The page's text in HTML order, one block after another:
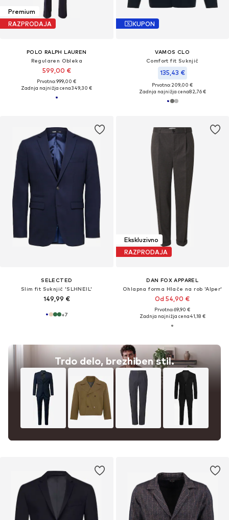
Premium
RAZPRODAJA
POLO RALPH LAUREN
Regularen Obleka
599,00 €
Prvotno: 999,00 €
Zadnja najnižja cena349,30 €
KUPON
VAMOS CLO
Comfort fit Suknjič
135,43 €
Prvotno: 209,00 €
Zadnja najnižja cena82,76 €
SELECTED
Slim fit Suknjič 'SLHNEIL'
149,99 €
+7
Trdo delo, brezhiben stil.
Ekskluzivno
RAZPRODAJA
DAN FOX APPAREL
Ohlapna forma Hlače na rob 'Alper'
Od 54,90 €
Prvotno: 69,90 €
Zadnja najnižja cena41,18 €